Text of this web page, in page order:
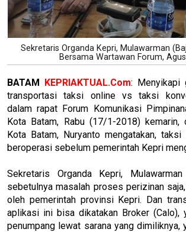
Sekretaris Organda Kepri, Mulawarman
Bersama Wartawan Forum,
BATAM KEPRIAKTUAL.Com: Menyikapi
transportasi taksi online vs taksi
dalam rapat Forum Komunikasi
Kota Batam, Rabu (17/1-2018) kemarin,
Kota Batam, Nuryanto mengatakan,
beroperasi sebelum pemerintah Kepri
Sekretaris Organda Kepri,
sebetulnya masalah proses perizinan
oleh pemerintah provinsi Kepri. Dan
aplikasi ini bisa dikatakan Broker (Calo),
penumpang lewat sarana yang dimiliknya,